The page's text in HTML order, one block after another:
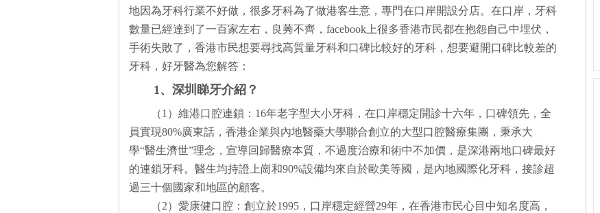
地因為牙科行業不好做，很多牙科為了做港客生意，專門在口岸開設分店。在口岸，牙科
數量已經達到了一百家左右，良莠不齊，facebook上很多香港市民都在抱怨自己中埋伏，
手術失敗了，香港市民想要尋找高質量牙科和口碑比較好的牙科，想要避開口碑比較差的
牙科，好牙醫為您解答：
1、深圳睇牙介紹？
（1）維港口腔連鎖：16年老字型大小牙科，在口岸穩定開診十六年，口碑領先，全
員實現80%廣東話，香港企業與內地醫藥大學聯合創立的大型口腔醫療集團，秉承大
學“醫生濟世”理念，宣導回歸醫療本質，不過度治療和術中不加價，是深港兩地口碑最好
的連鎖牙科。醫生均持證上崗和90%設備均來自於歐美等國，是內地國際化牙科，接診超
過三十個國家和地區的顧客。
（2）愛康健口腔：創立於1995，口岸穩定經營29年，在香港市民心目中知名度高，